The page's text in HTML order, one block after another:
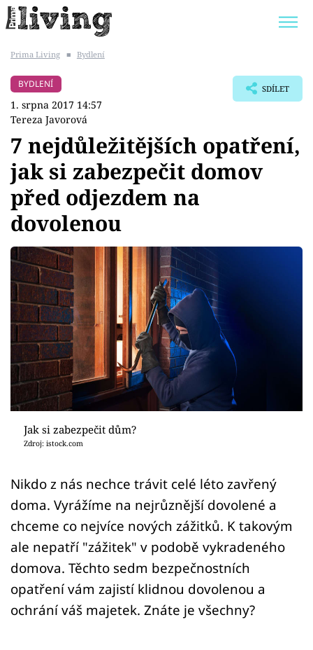
BYDLENÍ SLAVNÝCH
Témata
Bydlení
Zahrada
Design
Sledujte prima+
Přihlášení
Sledujte nás
Prima Living ■ Bydlení
BYDLENÍ
1. srpna 2017 14:57
Tereza Javorová
SDÍLET
7 nejdůležitějších opatření,
jak si zabezpečit domov
před odjezdem na
dovolenou
Jak si zabezpečit dům?
Zdroj: istock.com
Nikdo z nás nechce trávit celé léto zavřený
doma. Vyrážíme na nejrůznější dovolené a
chceme co nejvíce nových zážitků. K takovým
ale nepatří "zážitek" v podobě vykradeného
domova. Těchto sedm bezpečnostních
opatření vám zajistí klidnou dovolenou a
ochrání váš majetek. Znáte je všechny?